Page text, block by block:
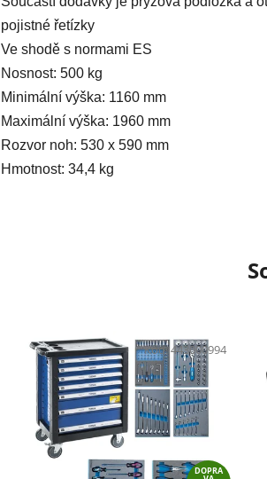
pojistné řetízky
Ve shodě s normami ES
Nosnost: 500 kg
Minimální výška: 1160 mm
Maximální výška: 1960 mm
Rozvor noh: 530 x 590 mm
Hmotnost: 34,4 kg
DOPRA
Kód:443000994